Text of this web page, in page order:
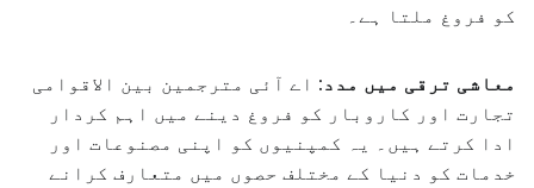
کو فروغ ملتا ہے۔
معاشی ترقی میں مدد: اے آئی مترجمین بین الاقوامی
تجارت اور کاروبار کو فروغ دینے میں اہم کردار
ادا کرتے ہیں۔ یہ کمپنیوں کو اپنی مصنوعات اور
خدمات کو دنیا کے مختلف حصوں میں متعارف کرانے